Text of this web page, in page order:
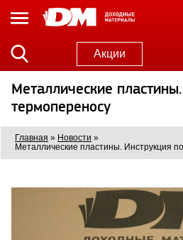
Акции
Металлические
термопереносу
Главная » Новости »
Металлические пластины. Инструкция